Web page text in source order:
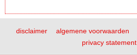
disclaimer algemene voorwaarden
privacy statement